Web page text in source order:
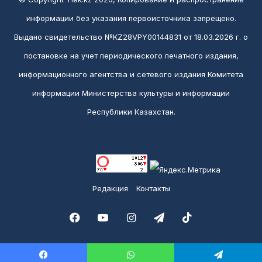
информации без указания первоисточника запрещено.
Выдано свидетельство №KZ28VPY00144831 от 18.03.2026 г. о
постановке на учет периодического печатного издания,
информационного агентства и сетевого издания Комитета
информации Министерства культуры и информации
Республики Казахстан.
Редакция Контакты
FacebookYouTubeInstagramTelegram